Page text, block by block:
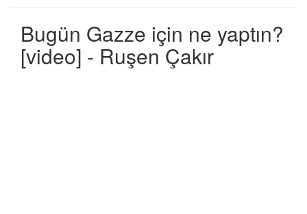
Bugün Gazze için ne yaptın?
[video] - Ruşen Çakır